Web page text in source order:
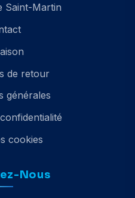
Saint-Martin
de retour
générales
cookies
Nous